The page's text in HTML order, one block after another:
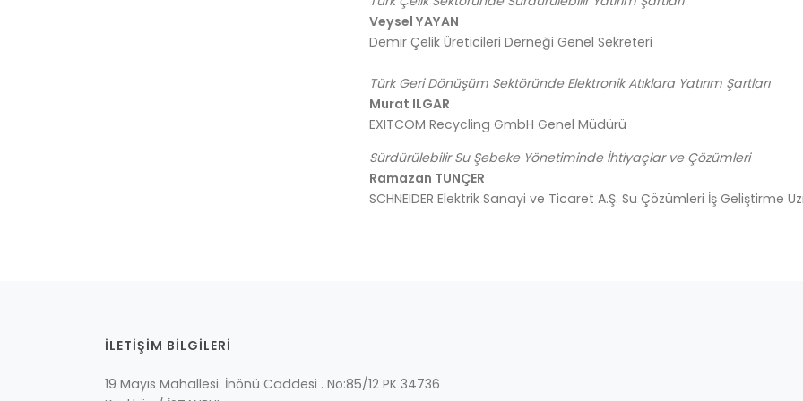
Veysel YAYAN
Demir Çelik Üreticileri Derneği Genel Sekreteri
Türk Geri Dönüşüm Sektöründe Elektronik Atıklara Yatırım Şartları
Murat ILGAR
EXITCOM Recycling GmbH Genel Müdürü
Sürdürülebilir Su Şebeke Yönetiminde İhtiyaçlar ve Çözümleri
Ramazan TUNÇER
SCHNEIDER Elektrik Sanayi ve Ticaret A.Ş. Su Çözümleri İş Geliştirme
İLETİŞİM BİLGİLERİ
19 Mayıs Mahallesi. İnönü Caddesi . No:85/12 PK 34736